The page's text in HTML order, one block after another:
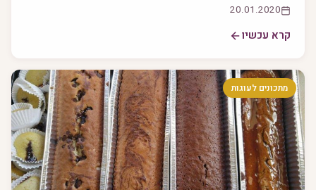
20.01.2020
קרא עכשיו
מתכונים לעוגות